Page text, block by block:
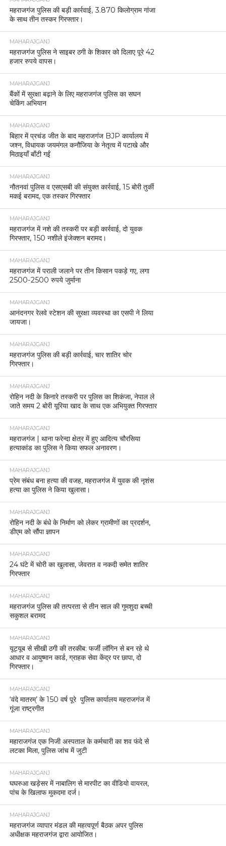
महराजगंज पुलिस की बड़ी कार्रवाई, 3.870 किलोग्राम गांजा
के साथ तीन तस्कर गिरफ्तार।
MAHARAJGANJ
महराजगंज पुलिस ने साइबर ठगी के शिकार को दिलाए पूरे 42
हजार रुपये वापस।
MAHARAJGANJ
बैंकों में सुरक्षा बढ़ाने के लिए महराजगंज पुलिस का सघन
चेकिंग अभियान
MAHARAJGANJ
बिहार में प्रचंड जीत के बाद महराजगंज BJP कार्यालय में
जश्न, विधायक जयमंगल कनौजिया के नेतृत्व में पटाखे और
मिठाइयाँ बाँटी गईं
MAHARAJGANJ
नौतनवां पुलिस व एसएसबी की संयुक्त कार्रवाई, 15 बोरी तुर्की
मकई बरामद, एक तस्कर गिरफ्तार
MAHARAJGANJ
महराजगंज में नशे की तस्करी पर बड़ी कार्रवाई, दो युवक
गिरफ्तार, 150 नशीले इंजेक्शन बरामद।
MAHARAJGANJ
महराजगंज में पराली जलाने पर तीन किसान पकड़े गए, लगा
2500-2500 रुपये जुर्माना
MAHARAJGANJ
आनंदनगर रेलवे स्टेशन की सुरक्षा व्यवस्था का एसपी ने लिया
जायजा।
MAHARAJGANJ
महराजगंज पुलिस की बड़ी कार्रवाई, चार शातिर चोर
गिरफ्तार।
MAHARAJGANJ
रोहिन नदी के किनारे तस्करी पर पुलिस का शिकंजा, नेपाल ले
जाते समय 2 बोरी यूरिया खाद के साथ एक अभियुक्त गिरफ्तार
MAHARAJGANJ
महराजगंज | थाना फरेन्दा क्षेत्र में हुए आदित्य चौरसिया
हत्याकांड का पुलिस ने किया सफल अनावरण।
MAHARAJGANJ
प्रेम संबंध बना हत्या की वजह, महराजगंज में युवक की नृशंस
हत्या का पुलिस ने किया खुलासा।
MAHARAJGANJ
रोहिन नदी के बंधे के निर्माण को लेकर ग्रामीणों का प्रदर्शन,
डीएम को सौंपा ज्ञापन
MAHARAJGANJ
24 घंटे में चोरी का खुलासा, जेवरात व नकदी समेत शातिर
गिरफ्तार
MAHARAJGANJ
महराजगंज पुलिस की तत्परता से तीन साल की गुमशुदा बच्ची
सकुशल बरामद
MAHARAJGANJ
यूट्यूब से सीखी ठगी की तरकीब: फर्जी लॉगिन से बन रहे थे
आधार व आयुष्मान कार्ड, ग्राहक सेवा केंद्र पर छापा, दो
गिरफ्तार।
MAHARAJGANJ
‘वंदे मातरम्’ के 150 वर्ष पूरे पुलिस कार्यालय महराजगंज में
गूंजा राष्ट्रगीत
MAHARAJGANJ
महाराजगंज एक निजी अस्पताल के कर्मचारी का शव फंदे से
लटका मिला, पुलिस जांच में जुटी
MAHARAJGANJ
घघरुआ खड़ेसर में नाबालिग से मारपीट का वीडियो वायरल,
पांच के खिलाफ मुकदमा दर्ज।
MAHARAJGANJ
महराजगंज व्यापार मंडल की महत्वपूर्ण बैठक अपर पुलिस
अधीक्षक महराजगंज द्वारा आयोजित।